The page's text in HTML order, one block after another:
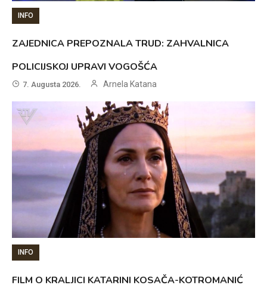
INFO
ZAJEDNICA PREPOZNALA TRUD: ZAHVALNICA
POLICIJSKOJ UPRAVI VOGOŠĆA
7. Augusta 2026. Arnela Katana
INFO
FILM O KRALJICI KATARINI KOSAČA-KOTROMANIĆ